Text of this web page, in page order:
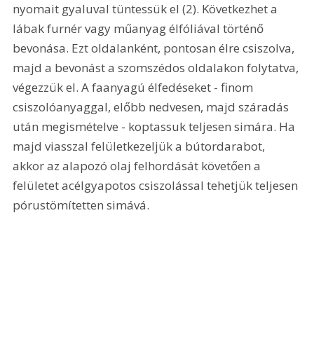
nyomait gyaluval tüntessük el (2). Következhet a
lábak furnér vagy műanyag élfóliával történő
bevonása. Ezt oldalanként, pontosan élre csiszolva,
majd a bevonást a szomszédos oldalakon folytatva,
végezzük el. A faanyagú élfedéseket - finom
csiszolóanyaggal, előbb nedvesen, majd száradás
után megismételve - koptassuk teljesen simára. Ha
majd viasszal felületkezeljük a bútordarabot,
akkor az alapozó olaj felhordását követően a
felületet acélgyapotos csiszolással tehetjük teljesen
pórustömítetten simává.